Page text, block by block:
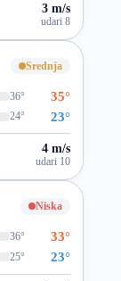
3 m/s
udari 8
Srednja
36° 35°
24° 23°
4 m/s
udari 10
Niska
36° 33°
25° 23°